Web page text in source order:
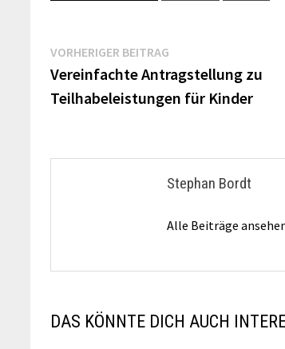
Beitragsnavigation
VORHERIGER BEITRAG
Beitrag:
Vereinfachte Antragstellung zu
Teilhabeleistungen für Kinder
Stephan Bordt
Alle Beiträge
DAS KÖNNTE DICH AUCH